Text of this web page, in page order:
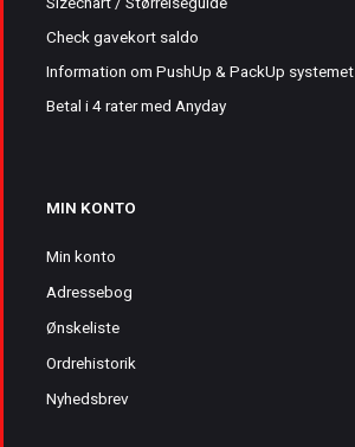
Check gavekort saldo
Information om PushUp & PackUp systemet
Betal i 4 rater med Anyday
MIN KONTO
Min konto
Adressebog
Ønskeliste
Ordrehistorik
Nyhedsbrev